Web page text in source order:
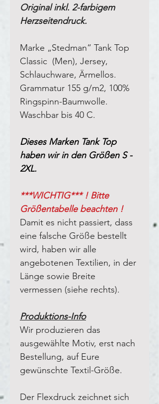
Original inkl. 2-farbigem
Herzseitendruck.
Marke „Stedman“ Tank Top
Classic (Men), Jersey,
Schlauchware, Ärmellos.
Grammatur 155 g/m2, 100%
Ringspinn-Baumwolle.
Waschbar bis 40 C.
Dieses Marken Tank Top
haben wir in den Größen S -
2XL.
***WICHTIG*** ! Bitte
Größentabelle beachten !
Damit es nicht passiert, dass
eine falsche Größe bestellt
wird, haben wir alle
angebotenen Textilien, in der
Länge sowie Breite
vermessen (siehe rechts).
Produktions-Info
Wir produzieren das
ausgewählte Motiv, erst nach
Bestellung, auf Eure
gewünschte Textil-Größe.
Der Flexdruck zeichnet sich